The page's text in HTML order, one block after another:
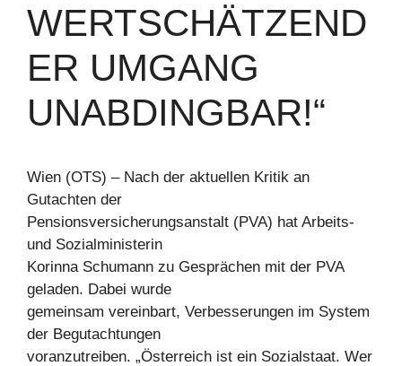
WERTSCHÄTZEND
ER UMGANG
UNABDINGBAR!“
Wien (OTS) – Nach der aktuellen Kritik an
Gutachten der
Pensionsversicherungsanstalt (PVA) hat Arbeits-
und Sozialministerin
Korinna Schumann zu Gesprächen mit der PVA
geladen. Dabei wurde
gemeinsam vereinbart, Verbesserungen im System
der Begutachtungen
voranzutreiben. „Österreich ist ein Sozialstaat. Wer